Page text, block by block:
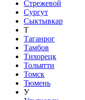
Стрежевой
Сургут
Сыктывкар
Т
Таганрог
Тамбов
Тихорецк
Тольятти
Томск
Тюмень
У